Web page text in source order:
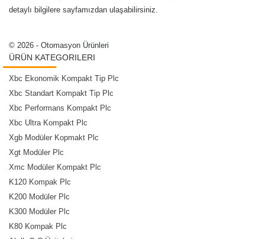
detaylı bilgilere sayfamızdan ulaşabilirsiniz.
© 2026 - Otomasyon Ürünleri
ÜRÜN KATEGORILERI
Xbc Ekonomik Kompakt Tip Plc
Xbc Standart Kompakt Tip Plc
Xbc Performans Kompakt Plc
Xbc Ultra Kompakt Plc
Xgb Modüler Kopmakt Plc
Xgt Modüler Plc
Xmc Modüler Kompakt Plc
K120 Kompak Plc
K200 Modüler Plc
K300 Modüler Plc
K80 Kompak Plc